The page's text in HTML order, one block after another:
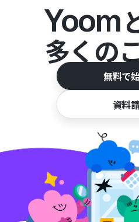
Yoom
多くの
無料で
資料